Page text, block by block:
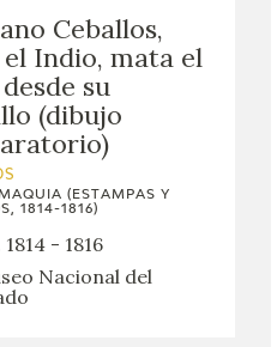
Ceballos,
el Indio, mata el
su
(dibujo
(ESTAMPAS Y
1814-1816)
1814 - 1816
Nacional del